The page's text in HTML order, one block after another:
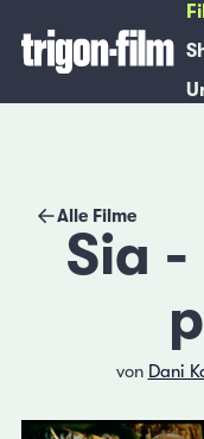
Alle Filme
Sia -
von Dani